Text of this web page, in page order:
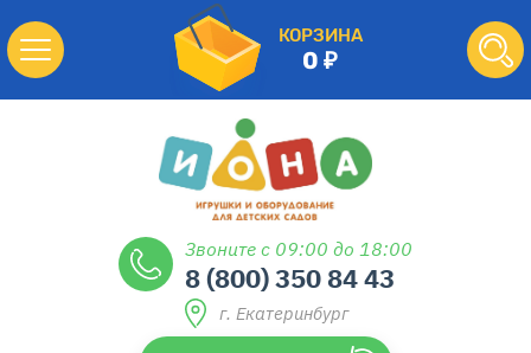
КОРЗИНА
0
Звоните с 09:00 до 18:00
8 (800) 350 84 43
г. Екатеринбург